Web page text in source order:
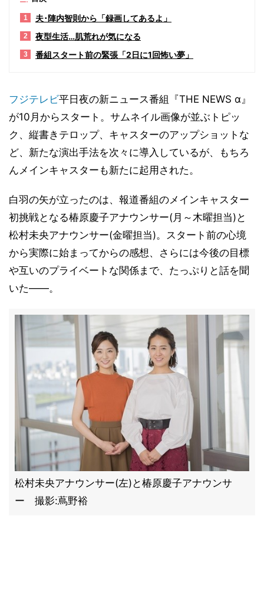
1 夫･陣内智則から「録画してあるよ」
2 夜型生活…肌荒れが気になる
3 番組スタート前の緊張「2日に1回怖い夢」
フジテレビ平日夜の新ニュース番組『THE NEWS α』
が10月からスタート。サムネイル画像が並ぶトピッ
ク、縦書きテロップ、キャスターのアップショットな
ど、新たな演出手法を次々に導入しているが、もちろ
んメインキャスターも新たに起用された。
白羽の矢が立ったのは、報道番組のメインキャスター
初挑戦となる椿原慶子アナウンサー(月～木曜担当)と
松村未央アナウンサー(金曜担当)。スタート前の心境
から実際に始まってからの感想、さらには今後の目標
や互いのプライベートな関係まで、たっぷりと話を聞
いた――。
松村未央アナウンサー(左)と椿原慶子アナウンサ
ー 撮影:蔦野裕